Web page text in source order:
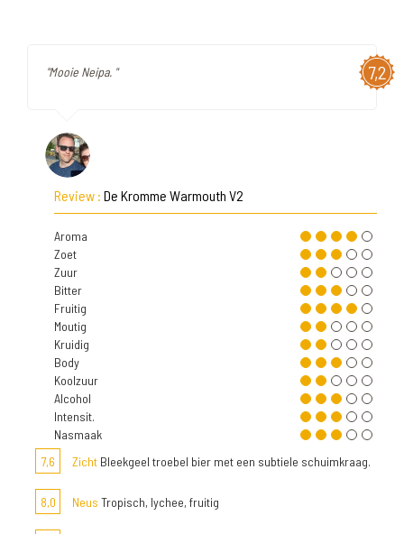
7,2
"Mooie Neipa. "
Review : De Kromme Warmouth V2
Aroma
Zoet
Zuur
Bitter
Fruitig
Moutig
Kruidig
Body
Koolzuur
Alcohol
Intensit.
Nasmaak
7,6
Zicht Bleekgeel troebel bier met een subtiele schuimkraag.
8,0 Neus Tropisch, lychee, fruitig